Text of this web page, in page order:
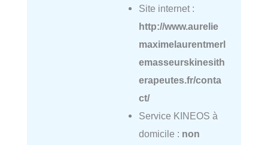
Site internet :
http://www.aurelie
maximelaurentmerl
emasseurskinesith
erapeutes.fr/conta
ct/
Service KINEOS à
domicile : non